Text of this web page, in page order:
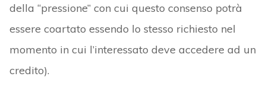
della “pressione” con cui questo consenso potrà
essere coartato essendo lo stesso richiesto nel
momento in cui l’interessato deve accedere ad un
credito).